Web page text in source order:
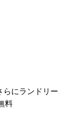
にランドリー
料